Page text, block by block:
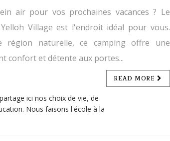
air pour vos prochaines vacances ? Le
Village est l'endroit idéal pour vous.
région naturelle, ce camping offre une
confort et détente aux portes...
READ MORE
ici nos choix de vie, de
Nous faisons l'école à la